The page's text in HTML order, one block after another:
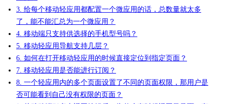
3. 给每个移动轻应用都配置一个微应用的话，总数量就太多
了，能不能汇总为一个微应用？
4. 移动端只支持供选择的手机型号吗？
5. 移动轻应用导航支持几层？
6. 如何在打开移动轻应用的时候直接定位到指定页面？
7. 移动轻应用是否能进行订阅？
8. 一个轻应用内的多个页面设置了不同的页面权限，那用户是
否可能看到自己没有权限的页面？